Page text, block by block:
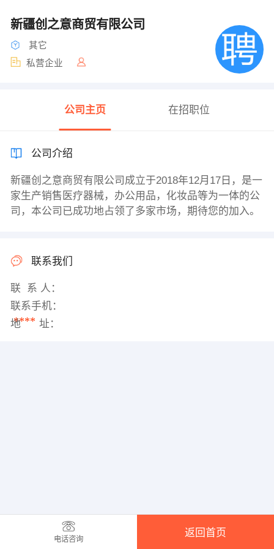
新疆创之意商贸有限公司
其它
私营企业
公司主页 在招职位
公司介绍
新疆创之意商贸有限公司成立于2018年12月17日，是一
家生产销售医疗器械，办公用品，化妆品等为一体的公
司，本公司已成功地占领了多家市场，期待您的加入。
联系我们
联 系 人：
联系手机：
****
地 址：
电话咨询
返回首页